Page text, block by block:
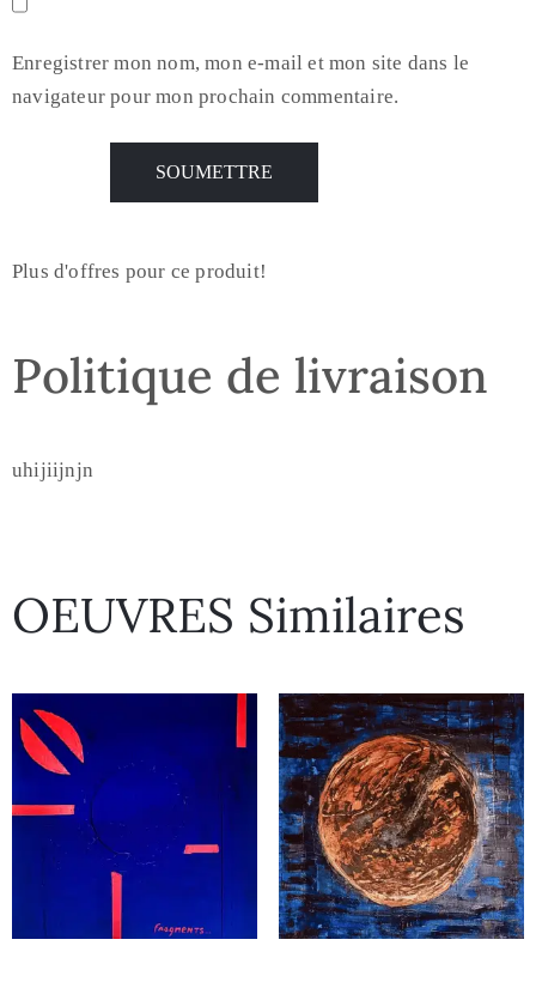
Enregistrer mon nom, mon e-mail et mon site dans le
navigateur pour mon prochain commentaire.
Plus d'offres pour ce produit!
Politique de livraison
uhijiijnjn
OEUVRES Similaires